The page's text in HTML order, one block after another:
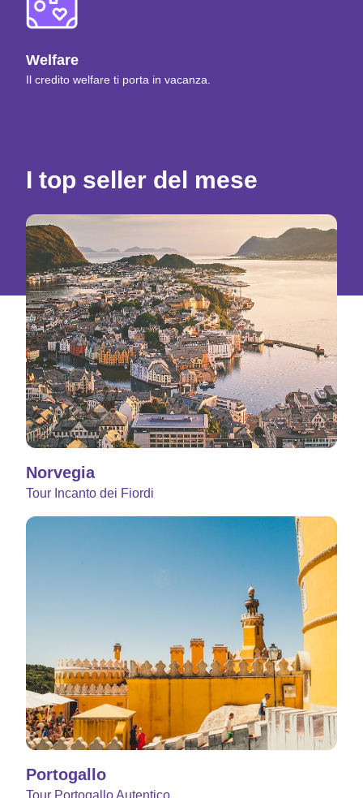
Welfare
Il credito welfare ti porta in vacanza.
I top seller del mese
Norvegia
Tour Incanto dei Fiordi
Portogallo
Tour Portogallo Autentico